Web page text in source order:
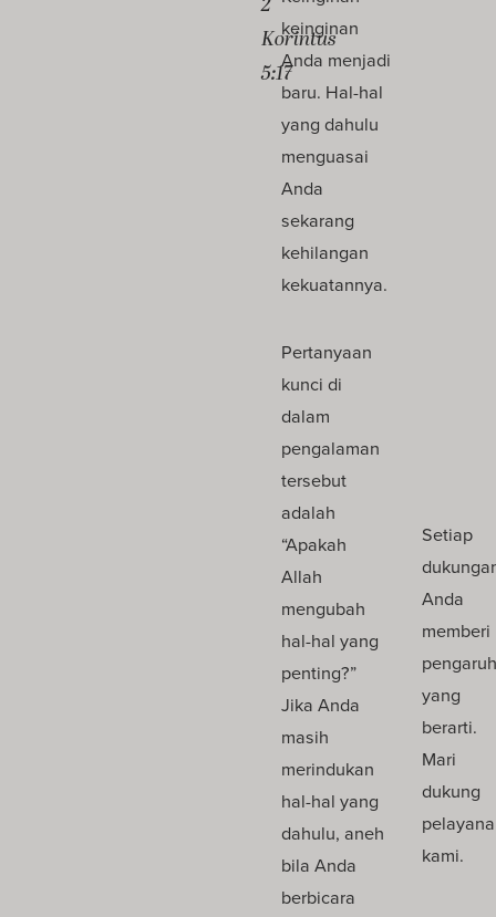
Korintus
5:17
keinginan
Anda menjadi
baru. Hal-hal
yang dahulu
menguasai
Anda
sekarang
kehilangan
kekuatannya.
Pertanyaan
kunci di
dalam
pengalaman
tersebut
adalah
“Apakah
Allah
mengubah
hal-hal yang
penting?”
Jika Anda
masih
merindukan
hal-hal yang
dahulu, aneh
bila Anda
berbicara
Setiap
Anda
memberi
yang
berarti.
Mari
dukung
kami.